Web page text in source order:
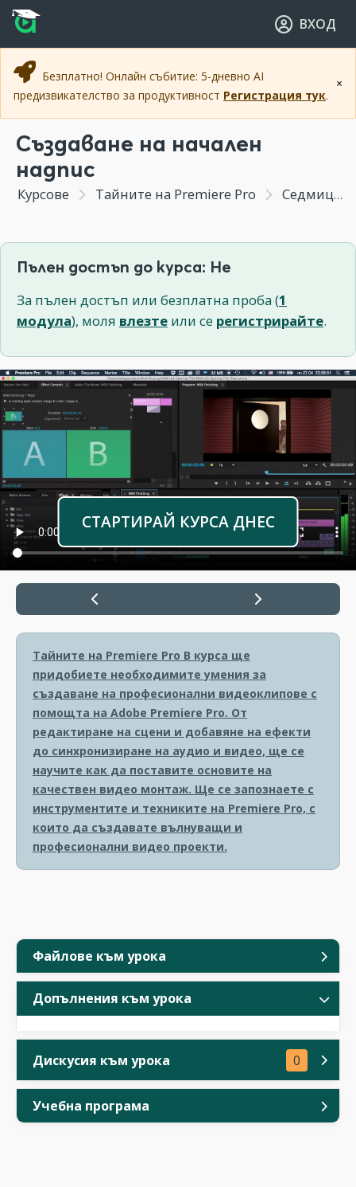
Прескочи към основното съдържание
Прескочи към навигацията
ВХОД
×
Безплатно! Онлайн събитие: 5-дневно AI
предизвикателство за продуктивност Регистрация тук.
Файлове към урока
Допълнения към урока
Дискусия към урока 0
Учебна програма
Създаване на начален
надпис
Курсове Тайните на Premiere Pro Седмица 8 - Финално графично оформление и експорт
Пълен достъп до курса: Не
За пълен достъп или безплатна проба (1
модула), моля влезте или се регистрирайте.
СТАРТИРАЙ КУРСА ДНЕС
Тайните на Premiere Pro В курса ще
придобиете необходимите умения за
създаване на професионални видеоклипове с
помощта на Adobe Premiere Pro. От
редактиране на сцени и добавяне на ефекти
до синхронизиране на аудио и видео, ще се
научите как да поставите основите на
качествен видео монтаж. Ще се запознаете с
инструментите и техниките на Premiere Pro, с
които да създавате вълнуващи и
професионални видео проекти.